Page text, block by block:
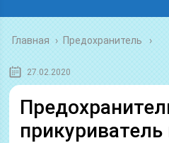
Главная › Предохранитель
27.02.2020
прикуриватель